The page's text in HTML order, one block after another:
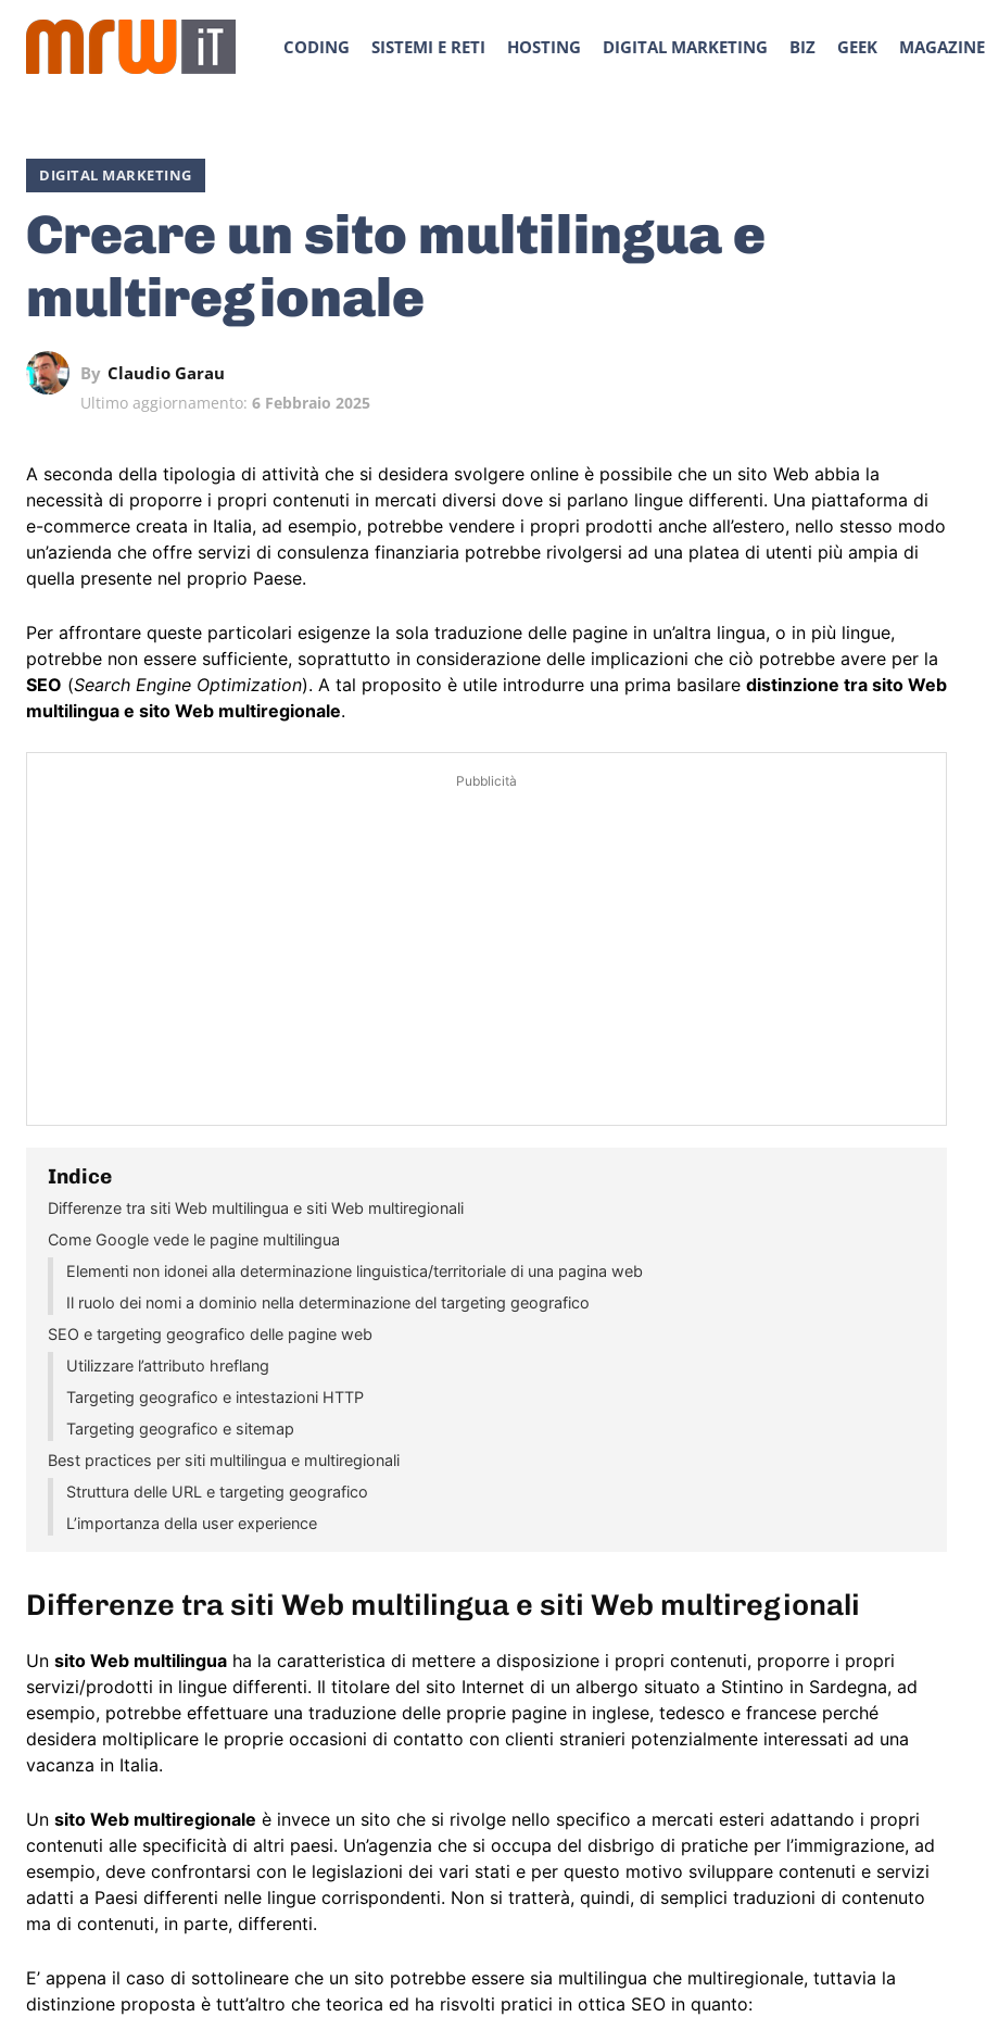
CODING SISTEMI E RETI HOSTING DIGITAL MARKETING BIZ GEEK MAGAZINE
DIGITAL MARKETING
Creare un sito multilingua e
multiregionale
By Claudio Garau
Ultimo aggiornamento: 6 Febbraio 2025
A seconda della tipologia di attività che si desidera svolgere online è possibile che un sito Web abbia la
necessità di proporre i propri contenuti in mercati diversi dove si parlano lingue differenti. Una piattaforma di
e-commerce creata in Italia, ad esempio, potrebbe vendere i propri prodotti anche all’estero, nello stesso modo
un’azienda che offre servizi di consulenza finanziaria potrebbe rivolgersi ad una platea di utenti più ampia di
quella presente nel proprio Paese.
Per affrontare queste particolari esigenze la sola traduzione delle pagine in un’altra lingua, o in più lingue,
potrebbe non essere sufficiente, soprattutto in considerazione delle implicazioni che ciò potrebbe avere per la
SEO (Search Engine Optimization). A tal proposito è utile introdurre una prima basilare distinzione tra sito Web
multilingua e sito Web multiregionale.
Pubblicità
Indice
Differenze tra siti Web multilingua e siti Web multiregionali
Come Google vede le pagine multilingua
Elementi non idonei alla determinazione linguistica/territoriale di una pagina web
Il ruolo dei nomi a dominio nella determinazione del targeting geografico
SEO e targeting geografico delle pagine web
Utilizzare l’attributo hreflang
Targeting geografico e intestazioni HTTP
Targeting geografico e sitemap
Best practices per siti multilingua e multiregionali
Struttura delle URL e targeting geografico
L’importanza della user experience
Differenze tra siti Web multilingua e siti Web multiregionali
Un sito Web multilingua ha la caratteristica di mettere a disposizione i propri contenuti, proporre i propri
servizi/prodotti in lingue differenti. Il titolare del sito Internet di un albergo situato a Stintino in Sardegna, ad
esempio, potrebbe effettuare una traduzione delle proprie pagine in inglese, tedesco e francese perché
desidera moltiplicare le proprie occasioni di contatto con clienti stranieri potenzialmente interessati ad una
vacanza in Italia.
Un sito Web multiregionale è invece un sito che si rivolge nello specifico a mercati esteri adattando i propri
contenuti alle specificità di altri paesi. Un’agenzia che si occupa del disbrigo di pratiche per l’immigrazione, ad
esempio, deve confrontarsi con le legislazioni dei vari stati e per questo motivo sviluppare contenuti e servizi
adatti a Paesi differenti nelle lingue corrispondenti. Non si tratterà, quindi, di semplici traduzioni di contenuto
ma di contenuti, in parte, differenti.
E’ appena il caso di sottolineare che un sito potrebbe essere sia multilingua che multiregionale, tuttavia la
distinzione proposta è tutt’altro che teorica ed ha risvolti pratici in ottica SEO in quanto: